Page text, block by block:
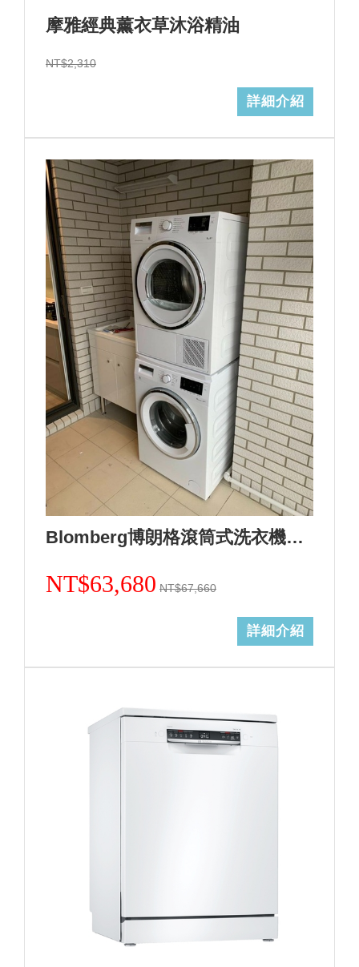
摩雅經典薰衣草沐浴精油
NT$2,310
詳細介紹
Blomberg博朗格滾筒式洗衣機WNF10320WZ(歐規10kg)日規14kg+熱泵式乾衣機TPF8352WZ歐規8KG(日規12kg)合購組+基本安裝 加Line ID:@ye888
NT$63,680 NT$67,660
詳細介紹